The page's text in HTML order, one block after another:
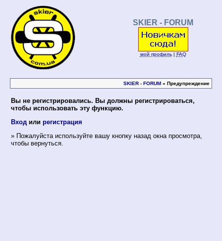
SKIER - FORUM
мой профиль| FAQ
SKIER - FORUM » Предупреждение
Вы не регистрировались. Вы должны регистрироваться,
чтобы использовать эту функцию.
Вход или регистрация
» Пожалуйста используйте вашу кнопку назад окна просмотра,
чтобы вернуться.